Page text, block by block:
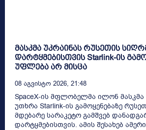
მასკმა უკრაინას რუსეთის
დარტყმებისთვის Starlink-ის
უფლება არ მისცა
08 Აგვისტო 2026, 21:48
SpaceX-ის მფლობელმა ილონ მასკმა
უთხრა Starlink-ის გამოყენებაზე
მდებარე სარაკეტო გამშვებ
დარტყმებისთვის. ამის შესახებ